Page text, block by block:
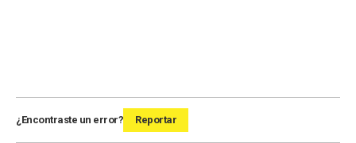
¿Encontraste un error? Reportar